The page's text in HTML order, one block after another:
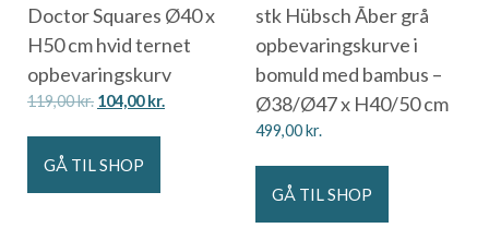
Doctor Squares Ø40 x
H50 cm hvid ternet
opbevaringskurv
119,00kr. 104,00kr.
GÅ TIL SHOP
stk Hübsch Ãber grå
opbevaringskurve i
bomuld med bambus –
Ø38/Ø47 x H40/50 cm
499,00kr.
GÅ TIL SHOP